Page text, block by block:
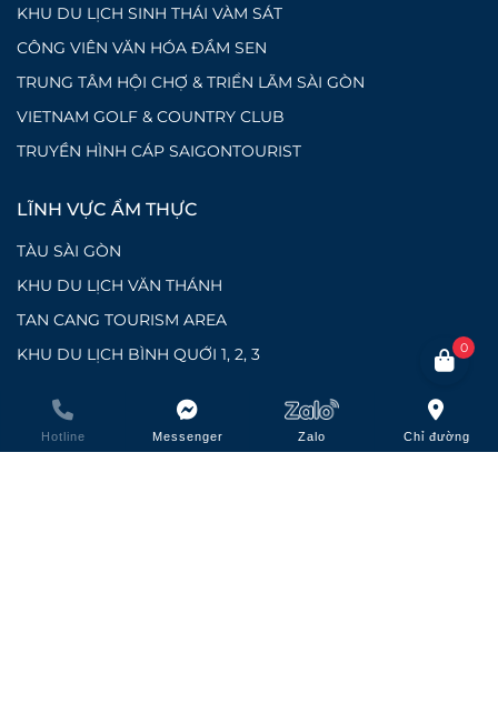
KHU DU LỊCH SINH THÁI VÀM SÁT
CÔNG VIÊN VĂN HÓA ĐẦM SEN
TRUNG TÂM HỘI CHỢ & TRIỂN LÃM SÀI GÒN
VIETNAM GOLF & COUNTRY CLUB
TRUYỀN HÌNH CÁP SAIGONTOURIST
LĨNH VỰC ẨM THỰC
TÀU SÀI GÒN
KHU DU LỊCH VĂN THÁNH
TAN CANG TOURISM AREA
KHU DU LỊCH BÌNH QUỚI 1, 2, 3
LĨNH VỰC LỮ HÀNH
LỮ HÀNH CHỢ LỚN TOURIST
0
Hotline Messenger Zalo Chỉ đường